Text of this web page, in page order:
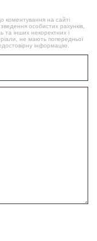
коментування на сайті
особистих рахунків,
та інших некоректних і
не мають попередньої
інформацію.